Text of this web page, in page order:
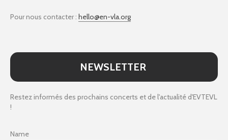
Pour nous contacter : hello@en-vla.org
NEWSLETTER
Restez informés des prochains concerts et de l'actualité d'EVTEVL
!
Name